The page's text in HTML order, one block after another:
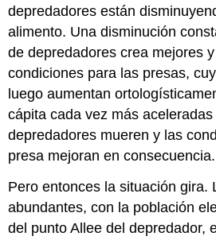
depredadores están
alimento. Una disminución
de depredadores crea mejores
condiciones para las presas,
luego aumentan
cápita cada vez más
depredadores mueren y las
presa mejoran en consecuencia.
Pero entonces la situación gira.
abundantes, con la población
del punto Allee del depredador,